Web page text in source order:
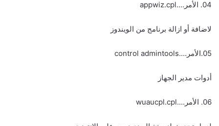
04. الأمر....appwiz.cpl
لاضافة أو ازالة برنامج من الويندوز
05.الأمر....control admintools
أدوات مدير الجهاز
06. الأمر....wuaucpl.cpl